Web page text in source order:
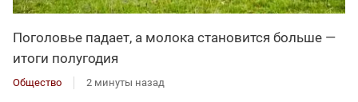
Поголовье падает, а молока становится больше —
итоги полугодия
Общество 2 минуты назад